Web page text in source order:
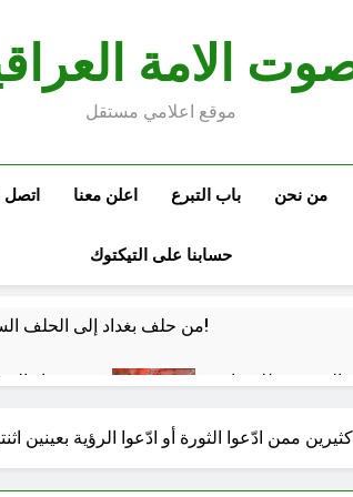
الامة
موقع اعلامي مستقل
من نحن باب التبرع اعلن معنا اتصل
حسابنا على التيكتوك
من حلف بغداد إلى الحلف السعودي التركي الباكستاني- وفوائد انضمام العراق له!
شعراء للانسان
تغتالنا الأكياس البلاستيكية
خطب صلاة الجمعة (ح 22) (تمييز وخلافة بني البشر)
ممن ادّعوا الثورة أو ادّعوا الرؤية بعينين